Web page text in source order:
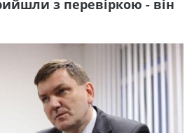
з перевіркою - він